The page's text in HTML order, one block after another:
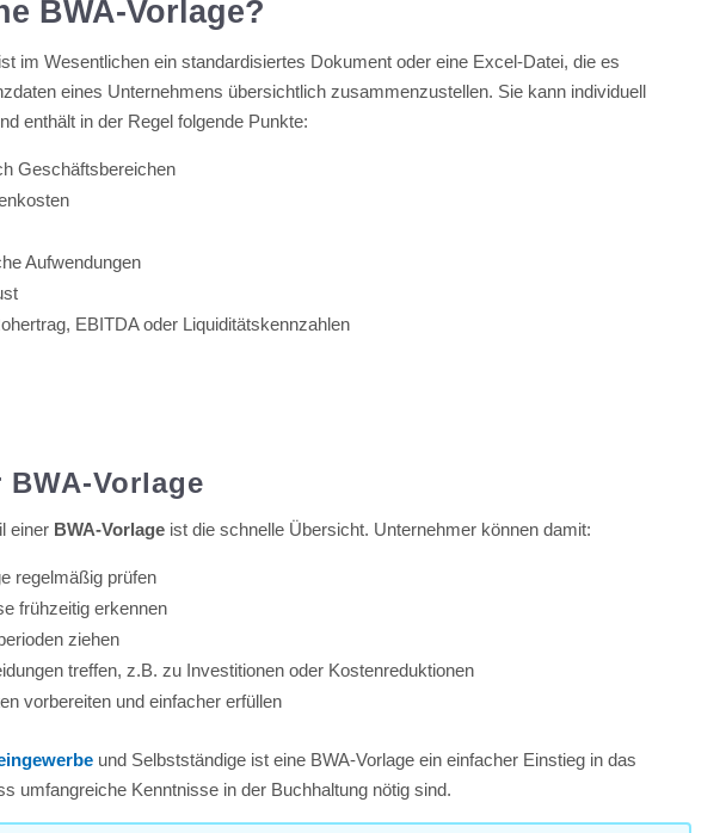
BWA-Vorlage?
ist im Wesentlichen ein standardisiertes Dokument oder eine Excel-Datei, die es
eines Unternehmens übersichtlich zusammenzustellen. Sie kann individuell
enthält in der Regel folgende Punkte:
Geschäftsbereichen
Aufwendungen
EBITDA oder Liquiditätskennzahlen
Vorlage
einer BWA-Vorlage ist die schnelle Übersicht. Unternehmer können damit:
regelmäßig prüfen
frühzeitig erkennen
ziehen
treffen, z.B. zu Investitionen oder Kostenreduktionen
vorbereiten und einfacher erfüllen
und Selbstständige ist eine BWA-Vorlage ein einfacher Einstieg in das
umfangreiche Kenntnisse in der Buchhaltung nötig sind.